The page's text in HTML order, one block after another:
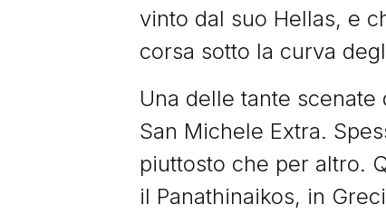
vinto dal suo Hellas, e
corsa sotto la curva
Una delle tante
San Michele Extra.
piuttosto che per altro.
il Panathinaikos, in